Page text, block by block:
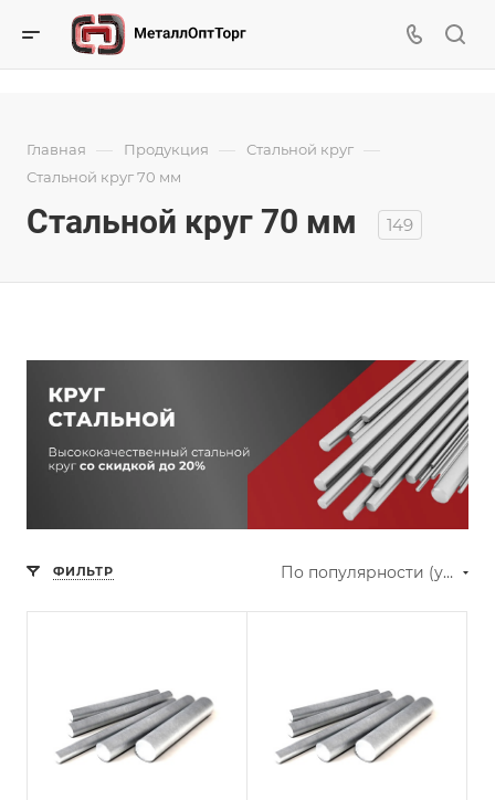
Главная — Продукция — Стальной круг —
Стальной круг 70 мм
Стальной круг 70 мм 149
ФИЛЬТР По популярности (убывание)